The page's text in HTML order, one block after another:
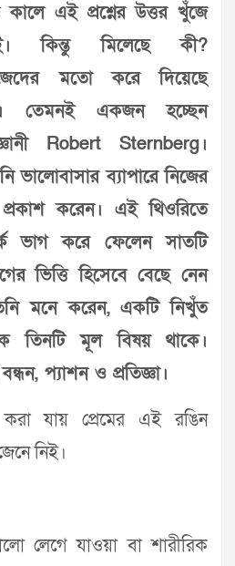
এই প্রশ্নের উত্তর খুঁজে
কিন্তু মিলেছে কী?
মতো করে দিয়েছে
তেমনই একজন হচ্ছেন
Robert Sternberg।
ভালোবাসার ব্যাপারে নিজের
প্রকাশ করেন। এই থিওরিতে
ভাগ করে ফেলেন সাতটি
ভিত্তি হিসেবে বেছে নেন
মনে করেন, একটি নিখুঁত
তিনটি মূল বিষয় থাকে।
প্যাশন ও প্রতিজ্ঞা।
যায় প্রেমের এই রঙিন
নিই।
লেগে যাওয়া বা শারীরিক